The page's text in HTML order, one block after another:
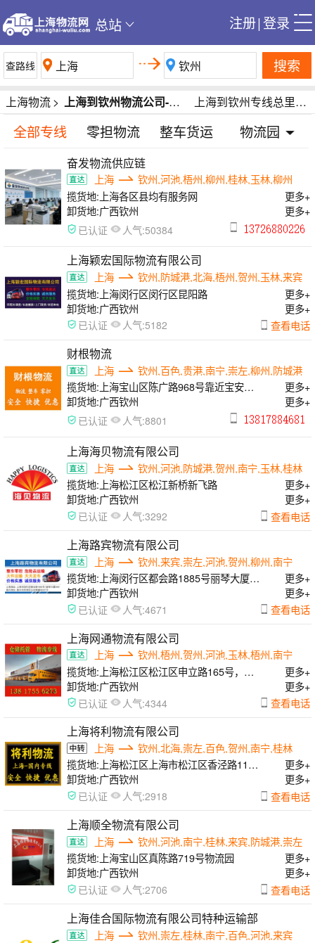
总站 注册|登录
搜索
上海到钦州专线总里程2017公里
上海物流> 上海到钦州物流公司-上海到钦州货运公司-上海到钦州专线运输公司
全部专线 零担物流 整车货运 物流园
奋发物流供应链
上海
钦州,河池,梧州,柳州,桂林,玉林,柳州
揽货地: 上海各区县均有服务网
更多+
卸货地:广西钦州 更多+
已认证 人气:50384
上海颖宏国际物流有限公司
上海
钦州,防城港,北海,梧州,贺州,玉林,来宾
揽货地: 上海闵行区闵行区昆阳路
更多+
卸货地:广西钦州 更多+
已认证 人气:5182 查看电话
财根物流
上海
钦州,百色,贵港,南宁,崇左,柳州,防城港
揽货地: 上海宝山区陈广路968号靠近宝安公
路
更多+
卸货地:广西钦州 更多+
已认证 人气:8801
上海海贝物流有限公司
上海
钦州,河池,防城港,贺州,南宁,玉林,桂林
揽货地: 上海松江区松江新桥新飞路
更多+
卸货地:广西钦州 更多+
已认证 人气:3292 查看电话
上海路宾物流有限公司
上海
钦州,来宾,崇左,河池,贺州,柳州,南宁
揽货地: 上海闵行区都会路1885号丽琴大厦
508
更多+
卸货地:广西钦州 更多+
已认证 人气:4671 查看电话
上海网通物流有限公司
上海
钦州,梧州,贺州,河池,玉林,梧州,南宁
揽货地: 上海松江区松江区申立路165号，闵
行区曙光路168号，浦东区申江南路555号
更多+
卸货地:广西钦州 更多+
已认证 人气:4344 查看电话
上海将利物流有限公司
上海
钦州,北海,崇左,百色,贺州,南宁,桂林
揽货地: 上海松江区上海市松江区香泾路115
号7幢
更多+
卸货地:广西钦州 更多+
已认证 人气:2918 查看电话
上海顺全物流有限公司
上海
钦州,河池,南宁,桂林,来宾,防城港,崇左
揽货地: 上海宝山区真陈路719号物流园
更多+
卸货地:广西钦州 更多+
已认证 人气:2706 查看电话
上海佳合国际物流有限公司特种运输部
上海
钦州,崇左,桂林,南宁,百色,河池,来宾